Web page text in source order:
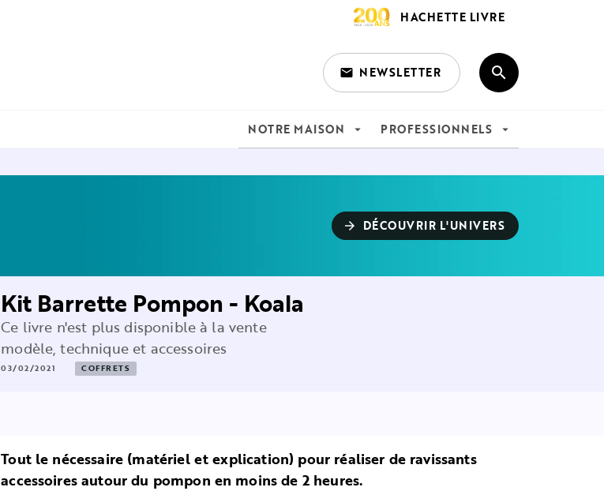
HACHETTE LIVRE
email NEWSLETTER search
NOTRE MAISON arrow_drop_down PROFESSIONNELS arrow_drop_down
arrow_forward DÉCOUVRIR L'UNIVERS
Kit Barrette Pompon - Koala
Ce livre n'est plus disponible à la vente
modèle, technique et accessoires
03/02/2021 COFFRETS
Tout le nécessaire (matériel et explication) pour réaliser de ravissants
accessoires autour du pompon en moins de 2 heures.